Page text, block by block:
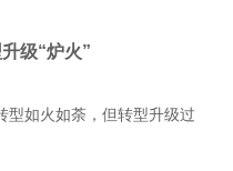
级“炉火”
型如火如荼，但转型升级过